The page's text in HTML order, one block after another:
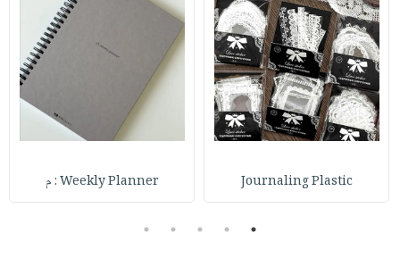
Journaling Plastic Weekly Planner : م
1
2
3
4
5